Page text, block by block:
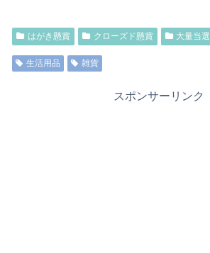
はがき懸賞 クローズド懸賞 大量当選
生活用品 雑貨
スポンサーリンク